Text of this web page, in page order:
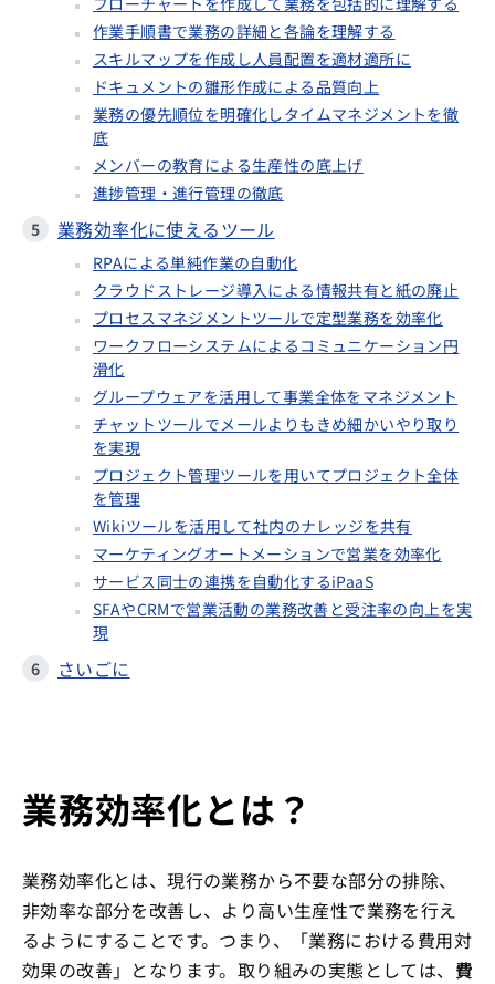
作業手順書で業務の詳細と各論を理解する
スキルマップを作成し人員配置を適材適所に
ドキュメントの雛形作成による品質向上
業務の優先順位を明確化しタイムマネジメントを徹
底
メンバーの教育による生産性の底上げ
進捗管理・進行管理の徹底
業務効率化に使えるツール
RPAによる単純作業の自動化
クラウドストレージ導入による情報共有と紙の廃止
プロセスマネジメントツールで定型業務を効率化
ワークフローシステムによるコミュニケーション円
滑化
グループウェアを活用して事業全体をマネジメント
チャットツールでメールよりもきめ細かいやり取り
を実現
プロジェクト管理ツールを用いてプロジェクト全体
を管理
Wikiツールを活用して社内のナレッジを共有
マーケティングオートメーションで営業を効率化
サービス同士の連携を自動化するiPaaS
SFAやCRMで営業活動の業務改善と受注率の向上を実
現
さいごに
業務効率化とは？
業務効率化とは、現行の業務から不要な部分の排除、
非効率な部分を改善し、より高い生産性で業務を行え
るようにすることです。つまり、「業務における費用対
効果の改善」となります。取り組みの実態としては、 費